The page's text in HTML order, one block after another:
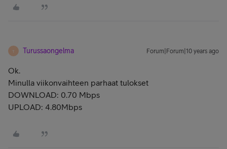
T Turussaongelma Forum|Forum|10 years ago
Ok.
Minulla viikonvaihteen parhaat tulokset
DOWNLOAD: 0.70 Mbps
UPLOAD: 4.80Mbps